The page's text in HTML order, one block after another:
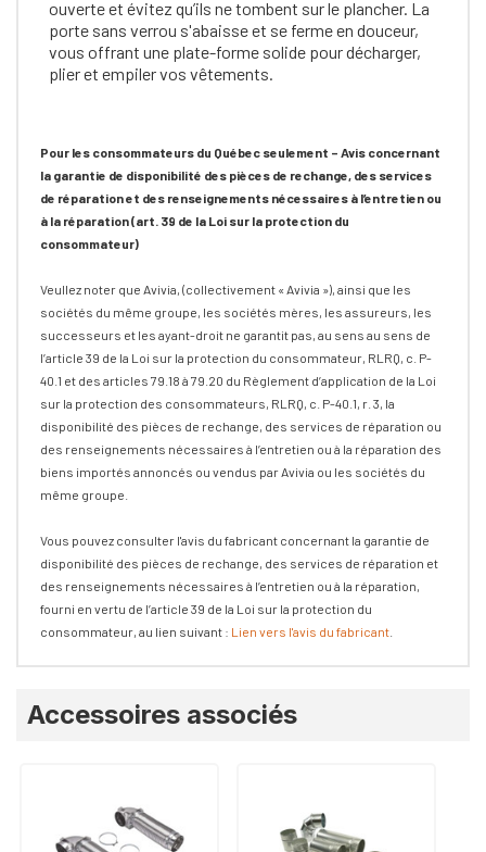
ouverte et évitez qu’ils ne tombent sur le plancher. La
porte sans verrou s'abaisse et se ferme en douceur,
vous offrant une plate-forme solide pour décharger,
plier et empiler vos vêtements.
Pour les consommateurs du Québec seulement – Avis concernant
la garantie de disponibilité des pièces de rechange, des services
de réparation et des renseignements nécessaires à l’entretien ou
à la réparation (art. 39 de la Loi sur la protection du
consommateur)
Veullez noter que Avivia, (collectivement « Avivia »), ainsi que les
sociétés du même groupe, les sociétés mères, les assureurs, les
successeurs et les ayant-droit ne garantit pas, au sens au sens de
l’article 39 de la Loi sur la protection du consommateur, RLRQ, c. P-
40.1 et des articles 79.18 à 79.20 du Règlement d’application de la Loi
sur la protection des consommateurs, RLRQ, c. P-40.1, r. 3, la
disponibilité des pièces de rechange, des services de réparation ou
des renseignements nécessaires à l’entretien ou à la réparation des
biens importés annoncés ou vendus par Avivia ou les sociétés du
même groupe.
Vous pouvez consulter l'avis du fabricant concernant la garantie de
disponibilité des pièces de rechange, des services de réparation et
des renseignements nécessaires à l’entretien ou à la réparation,
fourni en vertu de l’article 39 de la Loi sur la protection du
consommateur, au lien suivant : Lien vers l'avis du fabricant
Accessoires associés